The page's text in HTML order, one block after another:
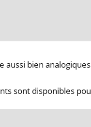
bien
sont disponibles